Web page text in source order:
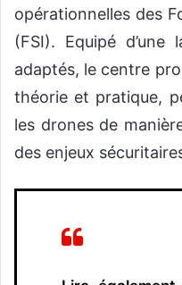
opérationnelles des
(FSI). Equipé d’une
adaptés, le centre
théorie et pratique,
les drones de
des enjeux